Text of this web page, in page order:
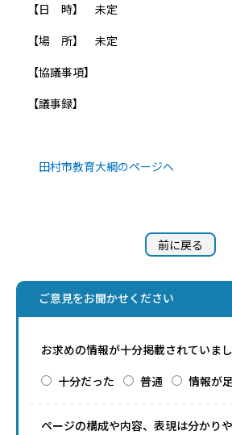
【日 時】 未定
【場 所】 未定
【協議事項】
【議事録】
田村市教育大綱のページへ
前に戻る
ご意見をお聞かせください
お求めの情報が十分掲載されていま
十分だった
普通 情報が
ページの構成や内容、表現は分かり